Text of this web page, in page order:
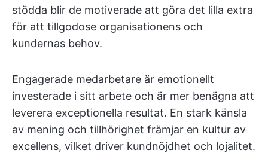
stödda blir de motiverade att göra det lilla extra
för att tillgodose organisationens och
kundernas behov.
Engagerade medarbetare är emotionellt
investerade i sitt arbete och är mer benägna att
leverera exceptionella resultat. En stark känsla
av mening och tillhörighet främjar en kultur av
excellens, vilket driver kundnöjdhet och lojalitet.